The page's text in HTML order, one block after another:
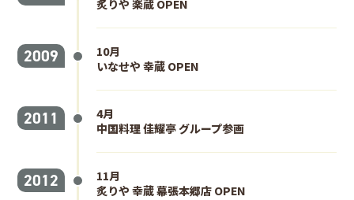
炙りや 楽蔵 OPEN
2009
10月
いなせや 幸蔵 OPEN
2011
4月
中国料理 佳耀亭 グループ参画
2012
11月
炙りや 幸蔵 幕張本郷店 OPEN